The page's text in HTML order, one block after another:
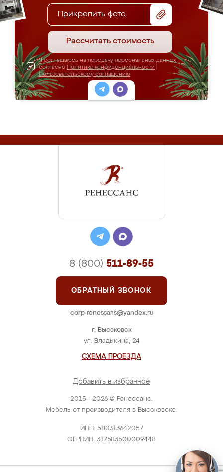
Прикрепить фото
Рассчитать стоимость
Я соглашаюсь на передачу персональных данных
согласно Политике конфиденциальности
Пользовательскому соглашению
2015 - 2026 © Ренессанс.
Мебель от производителя в Высоковске.
ИНН: 580313642057
ОГРНИП: 317583500009448
г. Высоковск
ул. Владыкина, 24
СХЕМА ПРОЕЗДА
Добавить в избранное
8 (800) 511-89-55
ОБРАТНЫЙ ЗВОНОК
corp-renessans@yandex.ru